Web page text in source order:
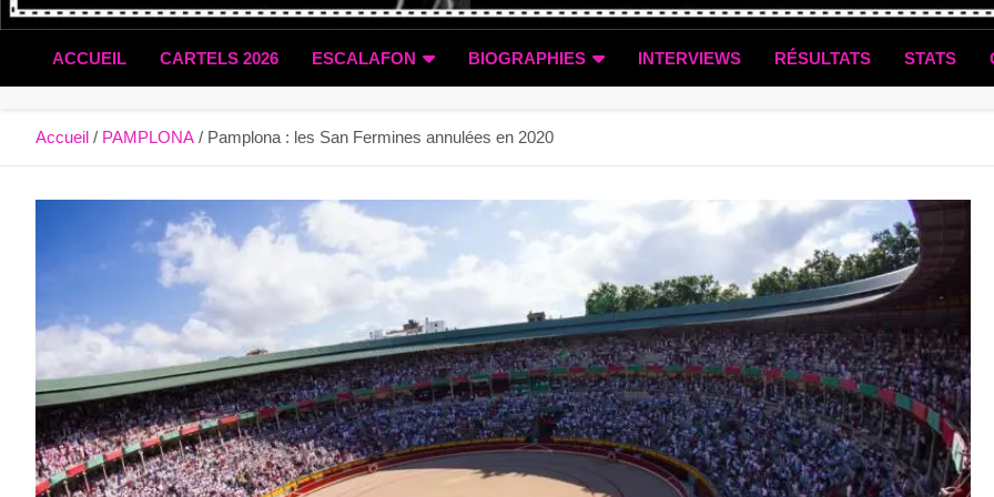
ACCUEIL CARTELS 2026 ESCALAFON BIOGRAPHIES INTERVIEWS RÉSULTATS STATS
Accueil PAMPLONA Pamplona : les San Fermines annulées en 2020